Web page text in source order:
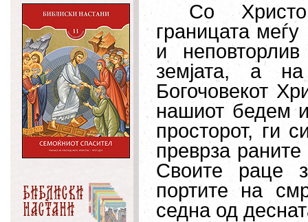
Со
границата
и
земјата, а
Богочовекот
нашиот бедем
просторот, ги
преврза
Своите раце
портите на
седна од